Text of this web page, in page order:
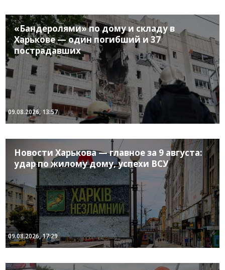
«Бандеролями» по дому и складу в
Харькове — один погибший и 37
пострадавших
09.08.2026, 13:57
Новости Харькова — главное за 9 августа:
удар по жилому дому, успехи ВСУ
09.08.2026, 17:29